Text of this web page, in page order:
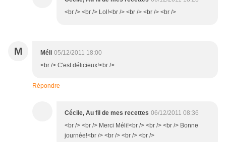
<br /> <br /> Lol!<br /> <br /> <br /> <br />
M Méli 05/12/2011 18:00
<br /> C'est délicieux!<br />
Répondre
Cécile, Au fil de mes recettes 06/12/2011 08:36
<br /> <br /> Merci Méli!<br /> <br /> <br /> Bonne
journée!<br /> <br /> <br /> <br />